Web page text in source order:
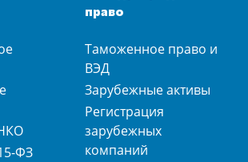
ФЗ
право
Таможенное право и
ВЭД
Зарубежные активы
Регистрация
зарубежных
компаний